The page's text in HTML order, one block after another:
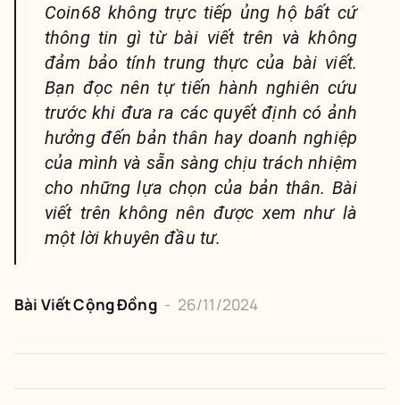
Coin68 không trực tiếp ủng hộ bất cứ
thông tin gì từ bài viết trên và không
đảm bảo tính trung thực của bài viết.
Bạn đọc nên tự tiến hành nghiên cứu
trước khi đưa ra các quyết định có ảnh
hưởng đến bản thân hay doanh nghiệp
của mình và sẵn sàng chịu trách nhiệm
cho những lựa chọn của bản thân. Bài
viết trên không nên được xem như là
một lời khuyên đầu tư.
Bài Viết Cộng Đồng - 26/11/2024